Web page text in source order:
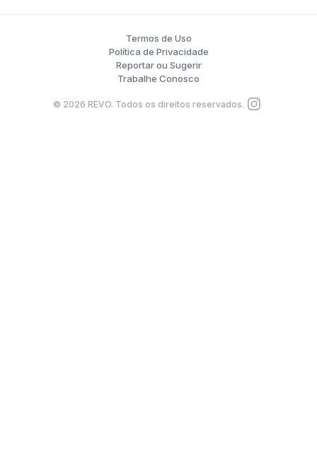
Termos de Uso
Política de Privacidade
Reportar ou Sugerir
Trabalhe Conosco
© 2026 REVO. Todos os direitos reservados.